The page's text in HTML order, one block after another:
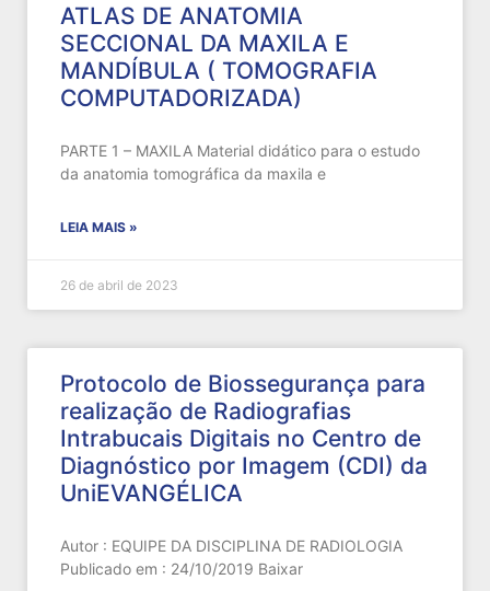
ATLAS DE ANATOMIA
SECCIONAL DA MAXILA E
MANDÍBULA ( TOMOGRAFIA
COMPUTADORIZADA)
PARTE 1 – MAXILA Material didático para o estudo
da anatomia tomográfica da maxila e
LEIA MAIS »
26 de abril de 2023
Protocolo de Biossegurança para
realização de Radiografias
Intrabucais Digitais no Centro de
Diagnóstico por Imagem (CDI) da
UniEVANGÉLICA
Autor : EQUIPE DA DISCIPLINA DE RADIOLOGIA
Publicado em : 24/10/2019 Baixar